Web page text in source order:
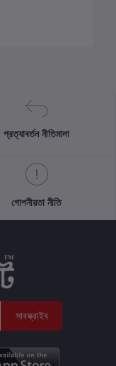
প্রত্যাবর্তন নীতিমালা
গোপনীয়তা নীতি
সাবস্ক্রাইব